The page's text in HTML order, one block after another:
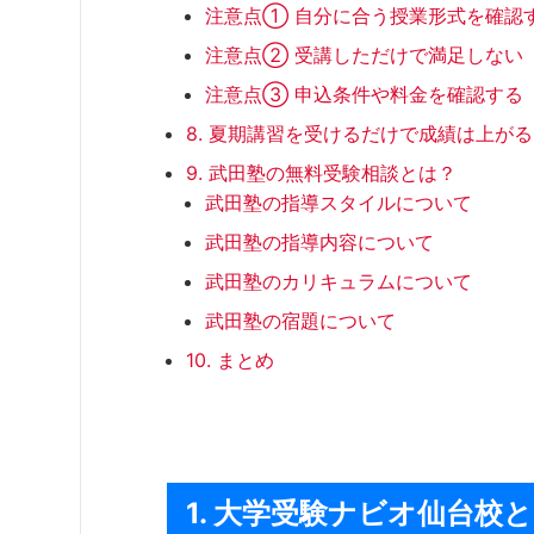
注意点① 自分に合う授業形式を確認
注意点② 受講しただけで満足しない
注意点③ 申込条件や料金を確認する
8. 夏期講習を受けるだけで成績は上がる
9. 武田塾の無料受験相談とは？
武田塾の指導スタイルについて
武田塾の指導内容について
武田塾のカリキュラムについて
武田塾の宿題について
10. まとめ
1. 大学受験ナビオ仙台校